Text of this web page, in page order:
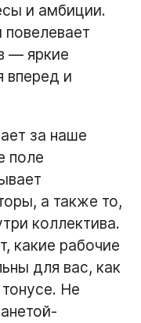
и амбиции.
— яркие
вперед и
за наше
поле
а также то,
коллектива.
какие рабочие
для вас, как
Не